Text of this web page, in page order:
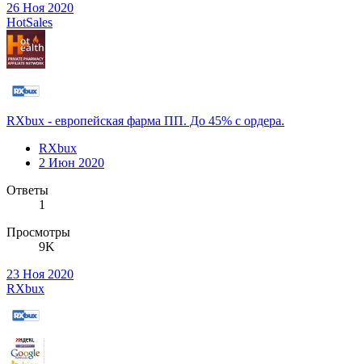
26 Ноя 2020
HotSales
RXbux - европейская фарма ПП. До 45% с ордера.
RXbux
2 Июн 2020
Ответы
1
Просмотры
9K
23 Ноя 2020
RXbux